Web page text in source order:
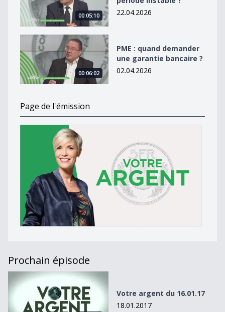
00:05:10
22.04.2026
PME : quand demander une garantie bancaire ?
00:06:02
PME : quand demander
une garantie bancaire ?
02.04.2026
Page de l'émission
Prochain épisode
Votre argent du 16.01.17
Votre argent du 16.01.17
18.01.2017